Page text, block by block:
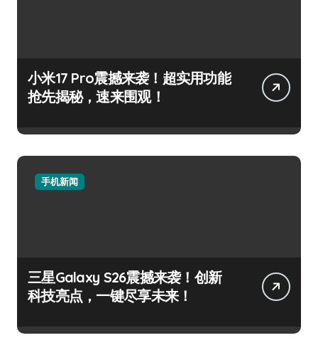
小米17 Pro震撼来袭！超实用功能
抢先揭秘，速来围观！
手机新闻
三星Galaxy S26震撼来袭！创新
科技亮点，一键尽享未来！